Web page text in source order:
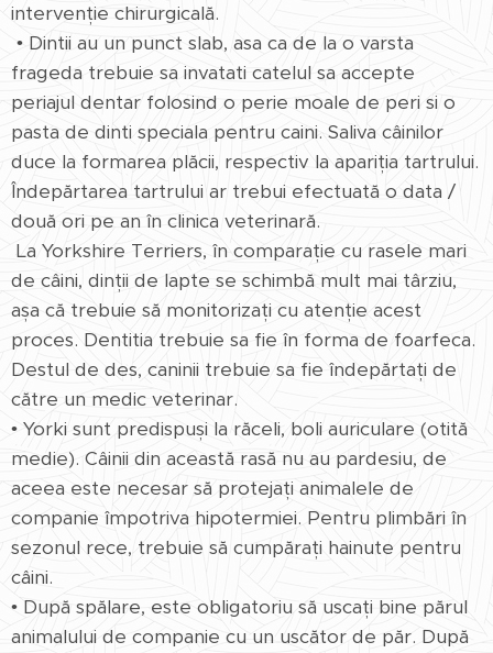
intervenție chirurgicală.
• Dintii au un punct slab, asa ca de la o varsta
frageda trebuie sa invatati catelul sa accepte
periajul dentar folosind o perie moale de peri si o
pasta de dinti speciala pentru caini. Saliva câinilor
duce la formarea plăcii, respectiv la apariția tartrului.
Îndepărtarea tartrului ar trebui efectuată o data /
două ori pe an în clinica veterinară.
La Yorkshire Terriers, în comparație cu rasele mari
de câini, dinții de lapte se schimbă mult mai târziu,
așa că trebuie să monitorizați cu atenție acest
proces. Dentitia trebuie sa fie în forma de foarfeca.
Destul de des, caninii trebuie sa fie îndepărtați de
către un medic veterinar.
• Yorki sunt predispuși la răceli, boli auriculare (otită
medie). Câinii din această rasă nu au pardesiu, de
aceea este necesar să protejați animalele de
companie împotriva hipotermiei. Pentru plimbări în
sezonul rece, trebuie să cumpărați hainute pentru
câini.
• După spălare, este obligatoriu să uscați bine părul
animalului de companie cu un uscător de păr. După